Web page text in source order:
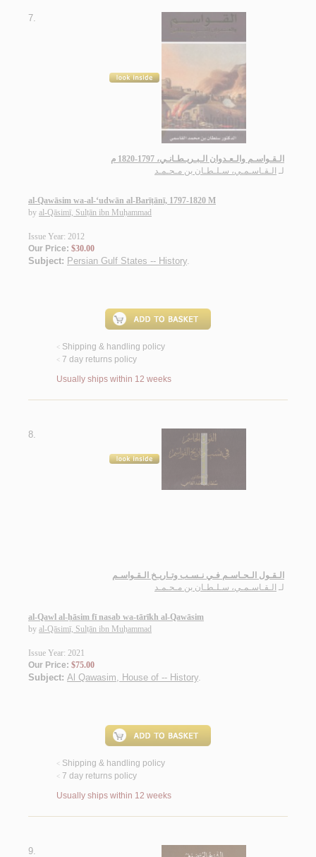
7.
الـقـواسـم والـعـدوان الـبـريـطـانـي، 1797-1820 م
لـ الـقـاسـمـي، سـلـطـان بن مـحـمـد
al-Qawāsim wa-al-‘udwān al-Barīṭānī, 1797-1820 M
by al-Qāsimī, Sulṭān ibn Muḥammad
Issue Year: 2012
Our Price: $30.00
Subject: Persian Gulf States -- History.
< Shipping & handling policy
< 7 day returns policy
Usually ships within 12 weeks
8.
الـقـول الـحـاسـم فـي نـسـب وتـاريـخ الـقـواسـم
لـ الـقـاسـمـي، سـلـطـان بن مـحـمـد
al-Qawl al-ḥāsim fī nasab wa-tārīkh al-Qawāsim
by al-Qāsimī, Sulṭān ibn Muḥammad
Issue Year: 2021
Our Price: $75.00
Subject: Al Qawasim, House of -- History.
< Shipping & handling policy
< 7 day returns policy
Usually ships within 12 weeks
9.